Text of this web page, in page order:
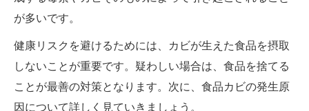
が多いです。
健康リスクを避けるためには、カビが生えた食品を摂取
しないことが重要です。疑わしい場合は、食品を捨てる
ことが最善の対策となります。次に、食品カビの発生原
因について詳しく見ていきましょう。